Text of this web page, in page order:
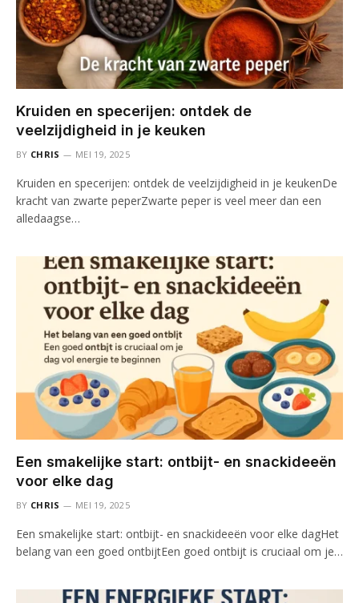
Kruiden en specerijen: ontdek de
veelzijdigheid in je keuken
BY CHRIS MEI 19, 2025
Kruiden en specerijen: ontdek de veelzijdigheid in je keukenDe
kracht van zwarte peperZwarte peper is veel meer dan een
alledaagse…
Een smakelijke start: ontbijt- en snackideeën
voor elke dag
BY CHRIS MEI 19, 2025
Een smakelijke start: ontbijt- en snackideeën voor elke dagHet
belang van een goed ontbijtEen goed ontbijt is cruciaal om je…